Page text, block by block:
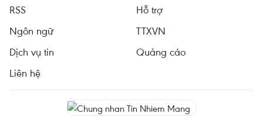
RSS
Hỗ trợ
Ngôn ngữ
TTXVN
Dịch vụ tin
Quảng cáo
Liên hệ